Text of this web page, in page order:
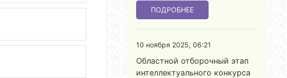
ПОДРОБНЕЕ
10 ноября 2025, 06:21
Областной отборочный этап
интеллектуального конкурса